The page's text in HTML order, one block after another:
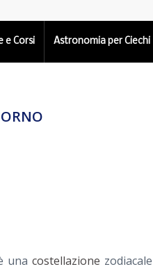
e Corsi Astronomia per Ciechi
una costellazione